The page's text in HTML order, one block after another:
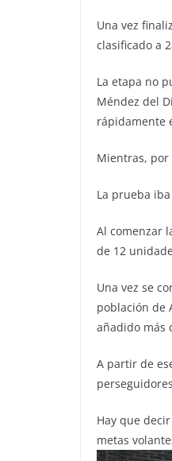
Una vez
clasificado a
La etapa no
Méndez del
rápidamente
Mientras, por
La prueba
Al comenzar
de 12
Una vez se
población de
añadido más
A partir de
Hay que
metas